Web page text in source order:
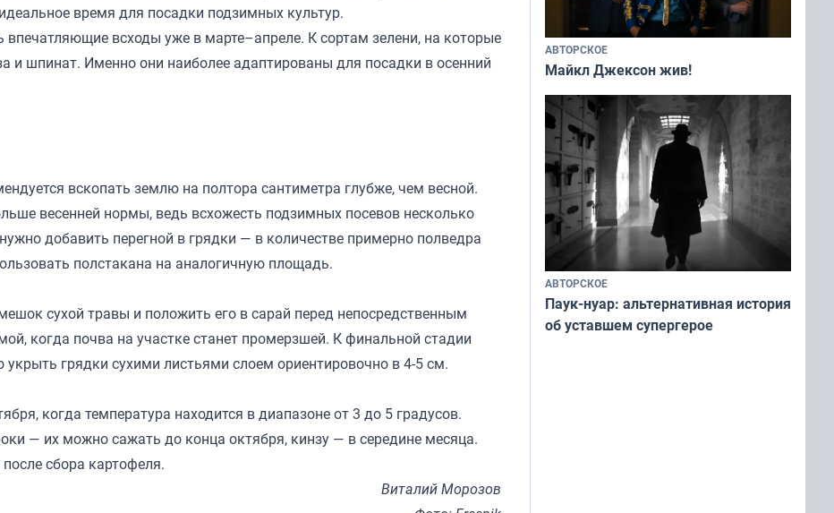
время для посадки подзимных культур.
всходы уже в марте–апреле. К сортам зелени, на которые
и шпинат. Именно они наиболее адаптированы для посадки в осенний
вскопать землю на полтора сантиметра глубже, чем весной.
весенней нормы, ведь всхожесть подзимных посевов несколько
добавить перегной в грядки — в количестве примерно полведра
полстакана на аналогичную площадь.
сухой травы и положить его в сарай перед непосредственным
когда почва на участке станет промерзшей. К финальной стадии
грядки сухими листьями слоем ориентировочно в 4-5 см.
когда температура находится в диапазоне от 3 до 5 градусов.
— их можно сажать до конца октября, кинзу — в середине месяца.
сбора картофеля.
Виталий Морозов
АВТОРСКОЕ
Майкл Джексон жив!
АВТОРСКОЕ
Паук-нуар: альтернативная история
об уставшем супергерое